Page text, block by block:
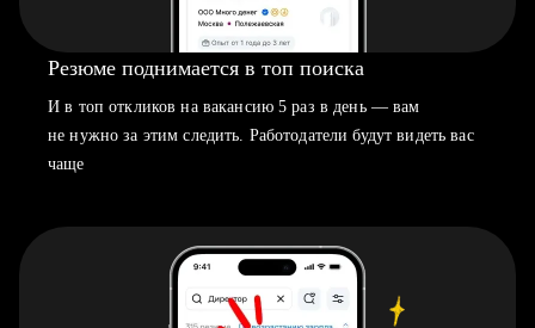
Резюме поднимается в топ поиска
И в топ откликов на вакансию 5 раз в день — вам
не нужно за этим следить. Работодатели будут видеть вас
чаще